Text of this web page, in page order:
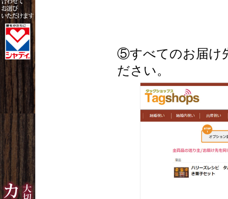
⑤すべてのお届け
ださい。